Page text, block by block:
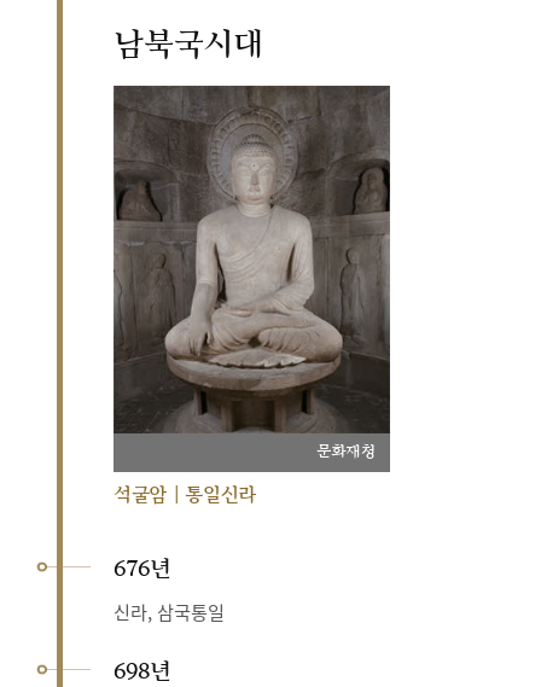
남북국시대
문화재청
석굴암 | 통일신라
676년
신라, 삼국통일
698년